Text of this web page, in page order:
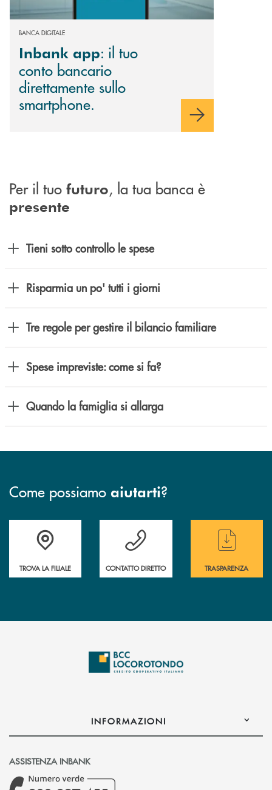
BANCA DIGITALE
Inbank app: il tuo
conto bancario
direttamente sullo
smartphone.
Per il tuo futuro, la tua banca è
presente
Tieni sotto controllo le spese
Risparmia un po' tutti i giorni
Tre regole per gestire il bilancio familiare
Spese impreviste: come si fa?
Quando la famiglia si allarga
Come possiamo aiutarti?
Accedi all' elenco completo delle filiali
TROVA LA FILIALE
Hai bisogno di assistenza immediata ?
CONTATTO DIRETTO
Hai bisogno di
TRASPARENZA
INFORMAZIONI
ASSISTENZA INBANK